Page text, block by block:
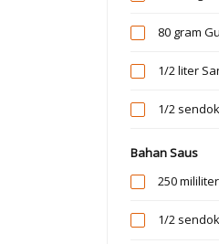
80 gram
1/2 liter
1/2
Bahan Saus
250 mililiter
1/2